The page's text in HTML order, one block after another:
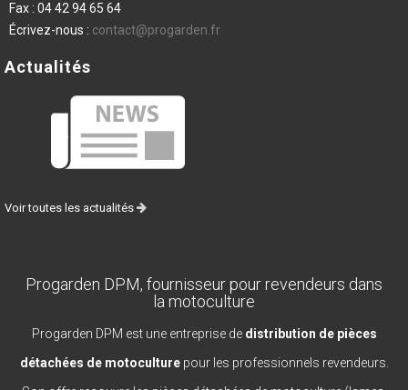
Fax : 04 42 94 65 64
Écrivez-nous : contact@progarden.fr
Actualités
Voir toutes les actualités
Progarden DPM, fournisseur pour revendeurs dans
la motoculture
Progarden DPM est une entreprise de distribution de pièces
détachées de motoculturepour les professionnels revendeurs.